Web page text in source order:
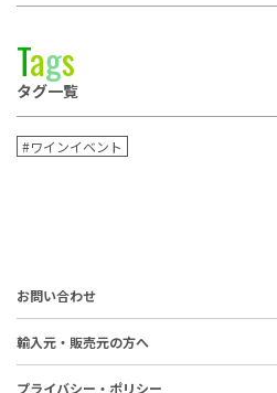
Tags
タグ一覧
#ワインイベント
お問い合わせ
輸入元・販売元の方へ
プライバシー・ポリシー